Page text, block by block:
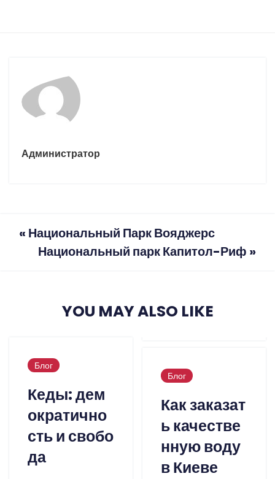
Администратор
« Национальный Парк Вояджерс
Национальный парк Капитол-Риф »
YOU MAY ALSO LIKE
Блог
Кеды: дем
ократично
сть и свобо
да
Блог
Как заказат
ь качестве
нную воду
в Киеве